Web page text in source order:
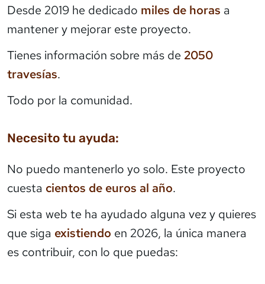
Desde 2019 he dedicado miles de horas a
mantener y mejorar este proyecto.
Tienes información sobre más de 2050
travesías.
Todo por la comunidad.
Necesito tu ayuda:
No puedo mantenerlo yo solo. Este proyecto
cuesta cientos de euros al año.
Si esta web te ha ayudado alguna vez y quieres
que siga existiendo en 2026, la única manera
es contribuir, con lo que puedas: